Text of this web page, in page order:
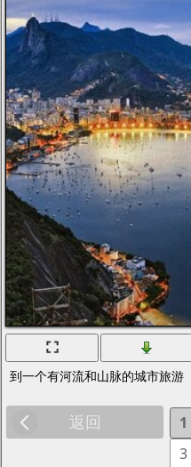
到一个有河流和山脉的城市旅游
返回 1
3